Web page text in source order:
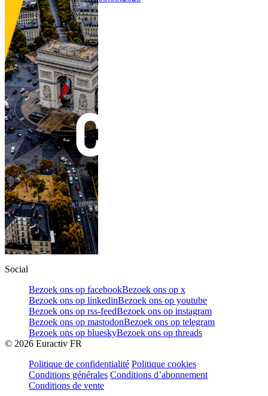
Social
Bezoek ons op facebookBezoek ons op x
Bezoek ons op linkedinBezoek ons op youtube
Bezoek ons op rss-feedBezoek ons op instagram
Bezoek ons op mastodonBezoek ons op telegram
Bezoek ons op blueskyBezoek ons op threads
© 2026 Euractiv FR
Politique de confidentialité Politique cookies
Conditions générales Conditions d’abonnement
Conditions de vente